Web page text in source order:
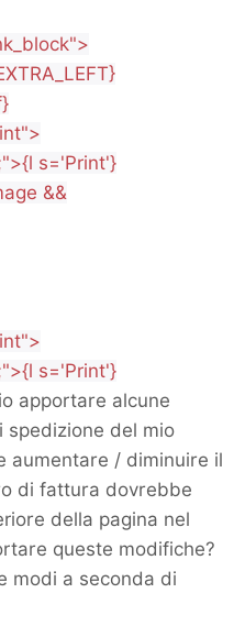
s='Print'}
&&
s='Print'}
apportare alcune
spedizione del mio
aumentare / diminuire il
di fattura dovrebbe
della pagina nel
queste modifiche?
modi a seconda di